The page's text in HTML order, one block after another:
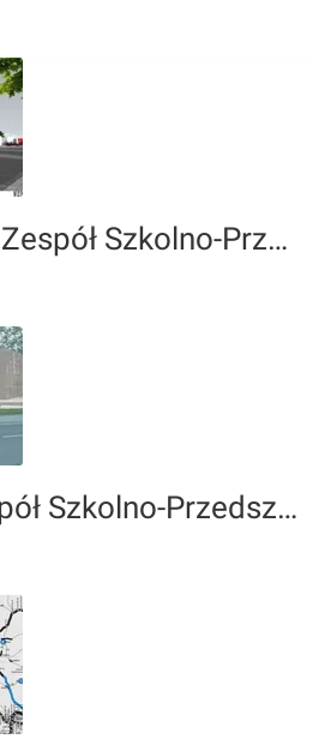
[Tyniec Mały] Zespół Szkolno-Przedszkolny, ul. Szkolna 2
[Wysoka] Zespół Szkolno-Przedszkolny, ul. Chabrowa 99